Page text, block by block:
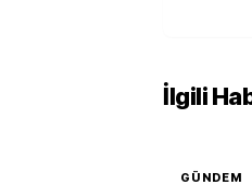
İlgili
GÜNDEM